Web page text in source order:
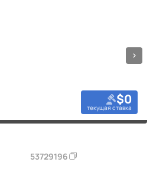
$0
текущая ставка
53729196